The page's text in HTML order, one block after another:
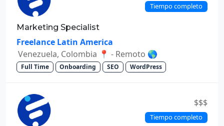
Tiempo completo
Marketing Specialist
Freelance Latin America
Venezuela, Colombia 📍 - Remoto 🌎
Full Time Onboarding SEO WordPress
$$$
Tiempo completo